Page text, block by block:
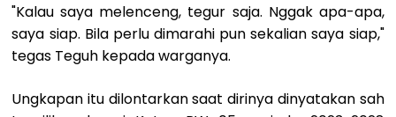
"Kalau saya melenceng, tegur saja. Nggak apa-apa,
saya siap. Bila perlu dimarahi pun sekalian saya siap,"
tegas Teguh kepada warganya.
Ungkapan itu dilontarkan saat dirinya dinyatakan sah